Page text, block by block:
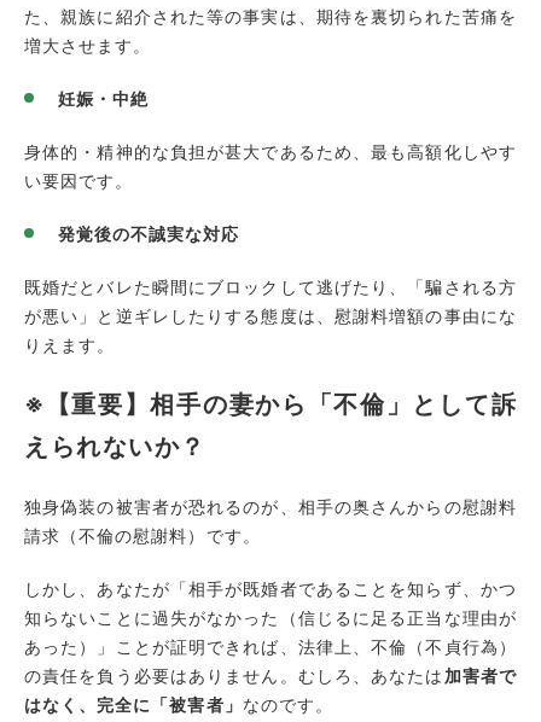
た、親族に紹介された等の事実は、期待を裏切られた苦痛を
増大させます。
妊娠・中絶
身体的・精神的な負担が甚大であるため、最も高額化しやす
い要因です。
発覚後の不誠実な対応
既婚だとバレた瞬間にブロックして逃げたり、「騙される方
が悪い」と逆ギレしたりする態度は、慰謝料増額の事由にな
りえます。
※【重要】相手の妻から「不倫」として訴
えられないか？
独身偽装の被害者が恐れるのが、相手の奥さんからの慰謝料
請求（不倫の慰謝料）です。
しかし、あなたが「相手が既婚者であることを知らず、かつ
知らないことに過失がなかった（信じるに足る正当な理由が
あった）」ことが証明できれば、法律上、不倫（不貞行為）
の責任を負う必要はありません。むしろ、あなたは 加害者で
はなく、完全に「被害者」 なのです。